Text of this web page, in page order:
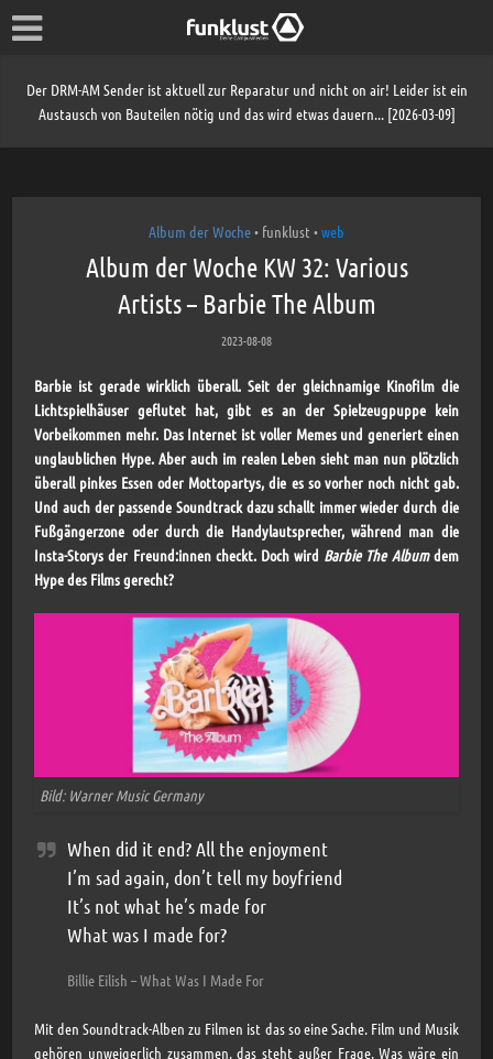
Der DRM-AM Sender ist aktuell zur Reparatur und nicht on air! Leider ist ein
Austausch von Bauteilen nötig und das wird etwas dauern... [2026-03-09]
Album der Woche• funklust •web
Album der Woche KW 32: Various
Artists – Barbie The Album
2023-08-08
Barbie ist gerade wirklich überall. Seit der gleichnamige Kinofilm die
Lichtspielhäuser geflutet hat, gibt es an der Spielzeugpuppe kein
Vorbeikommen mehr. Das Internet ist voller Memes und generiert einen
unglaublichen Hype. Aber auch im realen Leben sieht man nun plötzlich
überall pinkes Essen oder Mottopartys, die es so vorher noch nicht gab.
Und auch der passende Soundtrack dazu schallt immer wieder durch die
Fußgängerzone oder durch die Handylautsprecher, während man die
Insta-Storys der Freund:innen checkt. Doch wird Barbie The Albumdem
Hype des Films gerecht?
Bild: Warner Music Germany
When did it end? All the enjoyment
I’m sad again, don’t tell my boyfriend
It’s not what he’s made for
What was I made for?
Billie Eilish – What Was I Made For
Mit den Soundtrack-Alben zu Filmen ist das so eine Sache. Film und Musik
gehören unweigerlich zusammen, das steht außer Frage. Was wäre ein